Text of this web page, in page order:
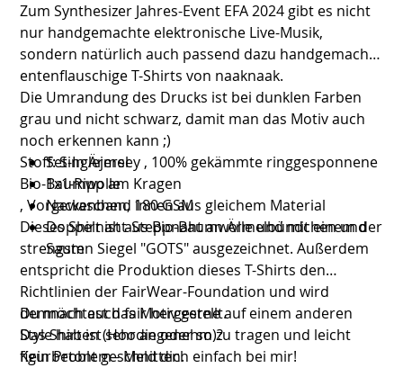
Zum Synthesizer Jahres-Event EFA 2024 gibt es nicht
nur handgemachte elektronische Live-Musik,
sondern natürlich auch passend dazu handgemachte
entenflauschige T-Shirts von naaknaak.
Die Umrandung des Drucks ist bei dunklen Farben
grau und nicht schwarz, damit man das Motiv auch
noch erkennen kann ;)
Stoff: Singlejersey , 100% gekämmte ringgesponnene
Bio-Baumwolle
, Vorgewaschen, 180 GSM
Set-In Ärmel
1x1-Ripp am Kragen
Nackenband innen aus gleichem Material
Doppelnaht-Steppnaht an Ärmelbündchen und
Saum
Dieses Shirt ist aus Bio-Baumwolle und mit einem der
strengsten Siegel "GOTS" ausgezeichnet. Außerdem
entspricht die Produktion dieses T-Shirts den
Richtlinien der FairWear-Foundation und wird
demnach auch fair hergestellt.
Das Shirt ist sehr angenehm zu tragen und leicht
figurbetont geschnitten.
Du möchtest das Motiv gerne auf einem anderen
Style haben (Hoodie oder so)?
Kein Problem - Meld dich einfach bei mir!